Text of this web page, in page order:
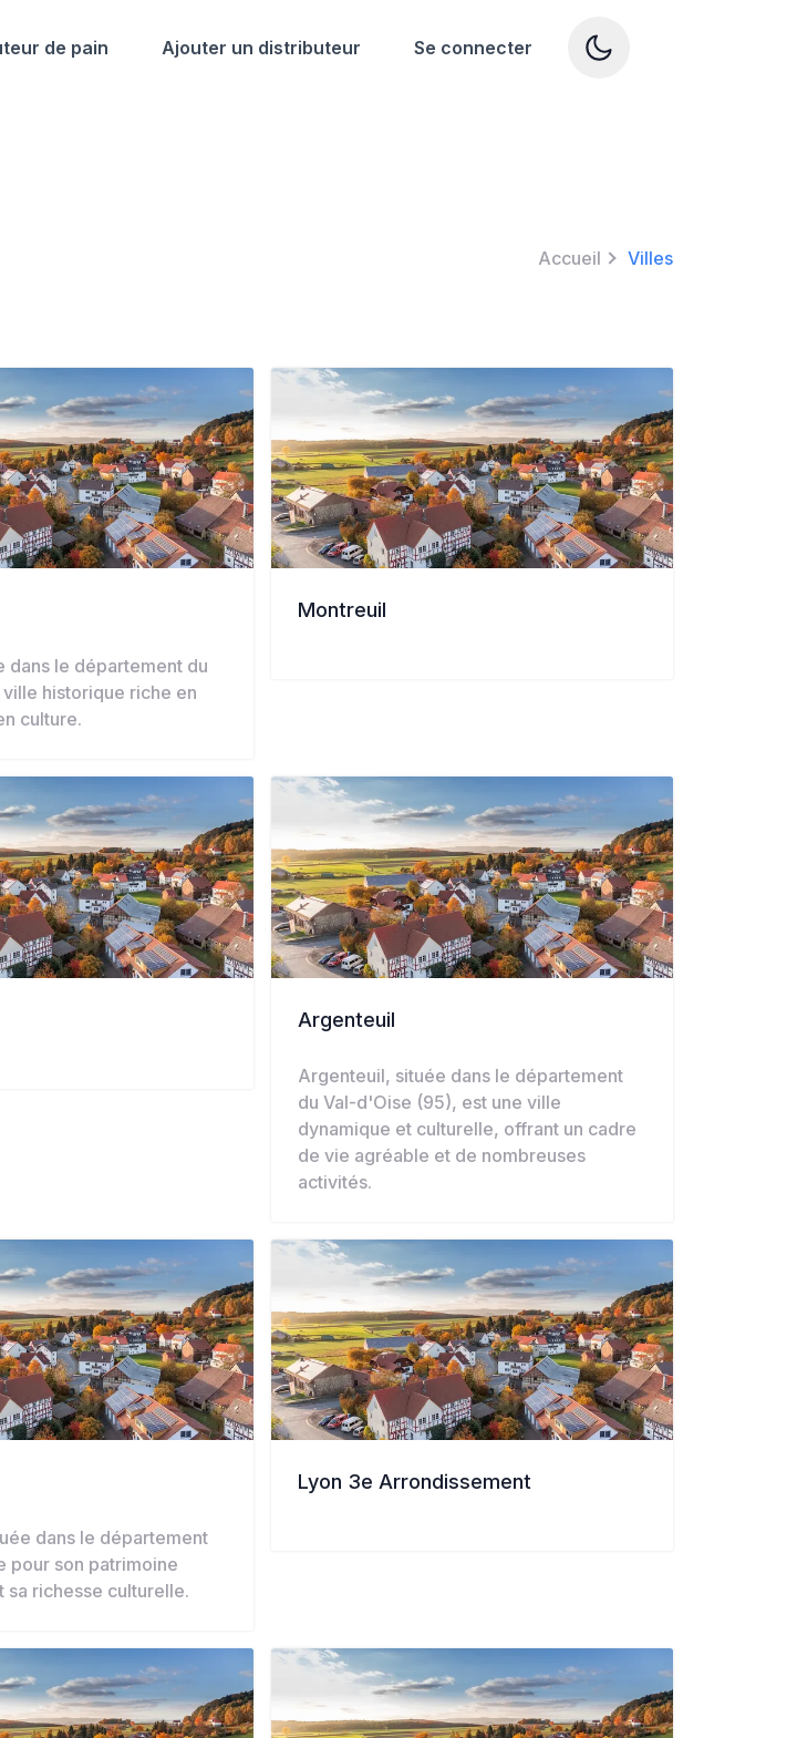
de pain Ajouter un distributeur Se connecter
Accueil Villes
dans le département du
historique riche en
culture.
Montreuil
Argenteuil
Argenteuil, située dans le département
du Val-d'Oise (95), est une ville
dynamique et culturelle, offrant un cadre
de vie agréable et de nombreuses
activités.
dans le département
pour son patrimoine
sa richesse culturelle.
Lyon 3e Arrondissement